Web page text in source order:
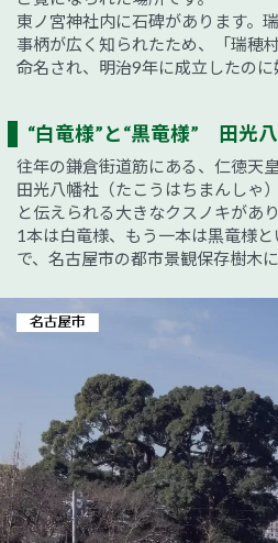
東ノ宮神社内に石碑があります。
事柄が広く知られたため、「瑞穂
命名され、明治9年に成立したの
“白竜様”と“黒竜様” 田光
往年の鎌倉街道筋にある、仁徳天
田光八幡社（たこうはちまんしゃ
と伝えられる大きなクスノキがあり
1本は白竜様、もう一本は黒竜様
で、名古屋市の都市景観保存樹木